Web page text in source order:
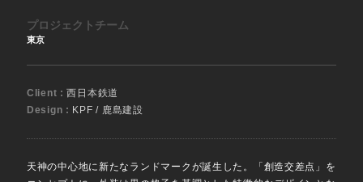
プロジェクトチーム
東京
Client :西日本鉄道
Design : KPF / 鹿島建設
天神の中心地に新たなランドマークが誕生した。「創造交差点」を